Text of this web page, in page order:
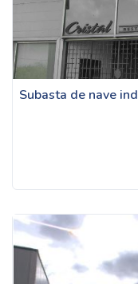
Subasta de nave